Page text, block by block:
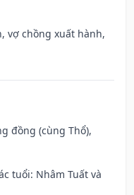
vợ chồng xuất hành,
đồng (cùng Thổ),
tuổi: Nhâm Tuất và